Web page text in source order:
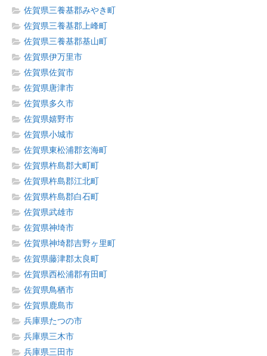
佐賀県三養基郡みやき町
佐賀県三養基郡上峰町
佐賀県三養基郡基山町
佐賀県伊万里市
佐賀県佐賀市
佐賀県唐津市
佐賀県多久市
佐賀県嬉野市
佐賀県小城市
佐賀県東松浦郡玄海町
佐賀県杵島郡大町町
佐賀県杵島郡江北町
佐賀県杵島郡白石町
佐賀県武雄市
佐賀県神埼市
佐賀県神埼郡吉野ヶ里町
佐賀県藤津郡太良町
佐賀県西松浦郡有田町
佐賀県鳥栖市
佐賀県鹿島市
兵庫県たつの市
兵庫県三木市
兵庫県三田市